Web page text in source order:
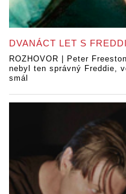
DVANÁCT LET S
ROZHOVOR | Peter
nebyl ten správný Freddie,
smál